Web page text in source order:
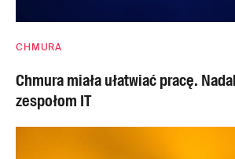
CHMURA
Chmura miała ułatwiać pracę.
zespołom IT